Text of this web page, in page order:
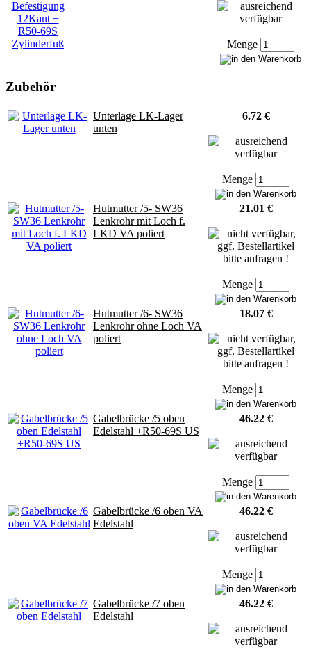
Menge
Zubehör
Unterlage LK-Lager
unten
6.72 €
Menge
Hutmutter /5- SW36
Lenkrohr mit Loch f.
LKD VA poliert
21.01 €
Menge
Hutmutter /6- SW36
Lenkrohr ohne Loch VA
poliert
18.07 €
Menge
Gabelbrücke /5 oben
Edelstahl +R50-69S US
46.22 €
Menge
Gabelbrücke /6 oben VA
Edelstahl
46.22 €
Menge
Gabelbrücke /7 oben
Edelstahl
46.22 €